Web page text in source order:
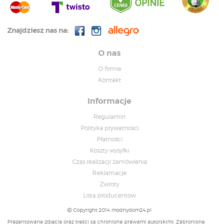
Znajdziesz nas na:
O nas
O firmie
Kontakt
Informacje
Regulamin
Polityka prywatnosci
Płatności
Koszty wysyłki
Czas realizacji zamówienia
Reklamacje
Zwroty
Lista producentow
Copyright 2014 modnydom24.pl
Prezentowane zdjęcia oraz treści są chronione prawami autorskimi. Zabronione